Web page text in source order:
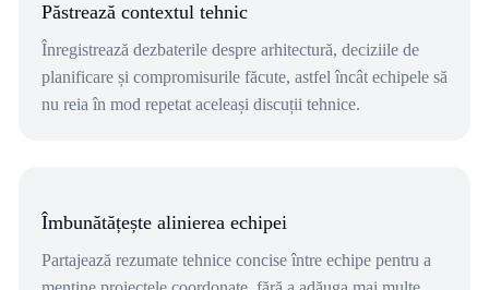
Păstrează contextul tehnic
Înregistrează dezbaterile despre arhitectură, deciziile de
planificare și compromisurile făcute, astfel încât echipele să
nu reia în mod repetat aceleași discuții tehnice.
Îmbunătățește alinierea echipei
Partajează rezumate tehnice concise între echipe pentru a